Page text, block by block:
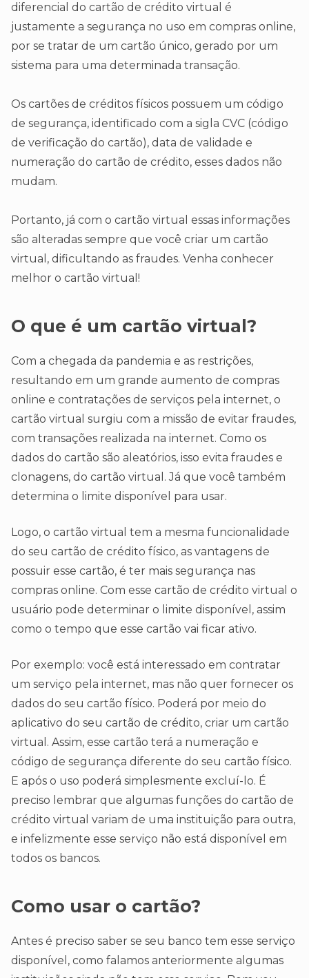
diferencial do cartão de crédito virtual é
justamente a segurança no uso em compras online,
por se tratar de um cartão único, gerado por um
sistema para uma determinada transação.
Os cartões de créditos físicos possuem um código
de segurança, identificado com a sigla CVC (código
de verificação do cartão), data de validade e
numeração do cartão de crédito, esses dados não
mudam.
Portanto, já com o cartão virtual essas informações
são alteradas sempre que você criar um cartão
virtual, dificultando as fraudes. Venha conhecer
melhor o cartão virtual!
O que é um cartão virtual?
Com a chegada da pandemia e as restrições,
resultando em um grande aumento de compras
online e contratações de serviços pela internet, o
cartão virtual surgiu com a missão de evitar fraudes,
com transações realizada na internet. Como os
dados do cartão são aleatórios, isso evita fraudes e
clonagens, do cartão virtual. Já que você também
determina o limite disponível para usar.
Logo, o cartão virtual tem a mesma funcionalidade
do seu cartão de crédito físico, as vantagens de
possuir esse cartão, é ter mais segurança nas
compras online. Com esse cartão de crédito virtual o
usuário pode determinar o limite disponível, assim
como o tempo que esse cartão vai ficar ativo.
Por exemplo: você está interessado em contratar
um serviço pela internet, mas não quer fornecer os
dados do seu cartão físico. Poderá por meio do
aplicativo do seu cartão de crédito, criar um cartão
virtual. Assim, esse cartão terá a numeração e
código de segurança diferente do seu cartão físico.
E após o uso poderá simplesmente excluí-lo. É
preciso lembrar que algumas funções do cartão de
crédito virtual variam de uma instituição para outra,
e infelizmente esse serviço não está disponível em
todos os bancos.
Como usar o cartão?
Antes é preciso saber se seu banco tem esse serviço
disponível, como falamos anteriormente algumas